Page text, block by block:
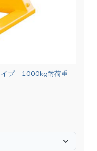
イプ 1000kg耐荷重